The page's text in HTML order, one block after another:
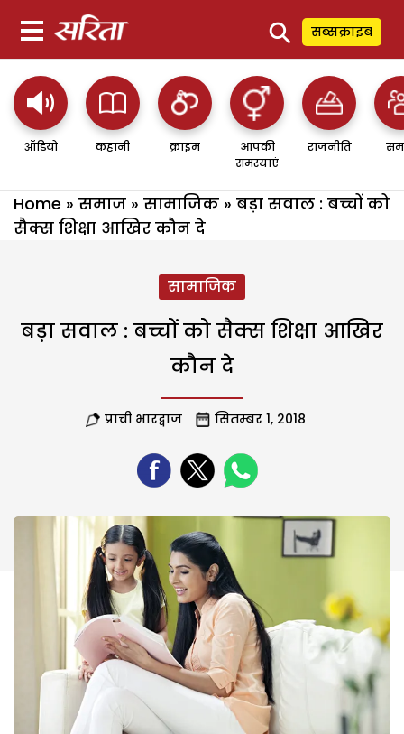
⚲ सब्सक्राइब
ऑडियो कहानी क्राइम
आपकी
समस्याएं
राजनीति
Home » समाज » सामाजिक » बड़ा सवाल : बच्चों को
सैक्स शिक्षा आखिर कौन दे
सामाजिक
बड़ा सवाल : बच्चों को सैक्स शिक्षा आखिर
कौन दे
प्राची भारद्वाज सितम्बर 1, 2018